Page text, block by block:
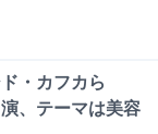
・カフカら
、テーマは美容